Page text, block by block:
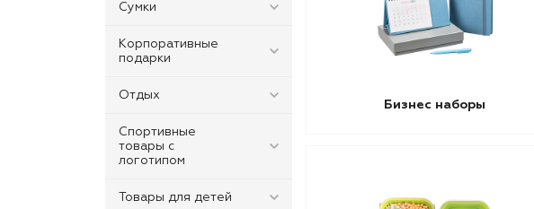
Сумки
Корпоративные
подарки
Отдых
Спортивные
товары с
логотипом
Товары для детей
Бизнес наборы